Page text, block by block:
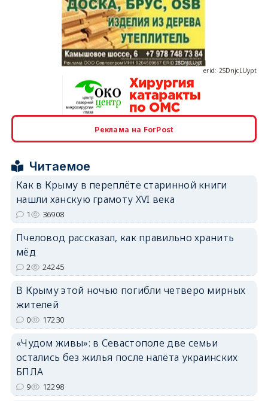
erid: 2SDnjcLUypt
erid: 2SDnjdPjgYS
Реклама на ForPost
Читаемое
Как в Крыму в переплёте старинной книги
нашли ханскую грамоту XVI века
1 36908
Пчеловод рассказал, как правильно хранить
мёд
2 24245
В Крыму этой ночью погибли четверо мирных
жителей
0 17230
«Чудом живы»: в Севастополе две семьи
остались без жилья после налёта украинских
БПЛА
9 12298